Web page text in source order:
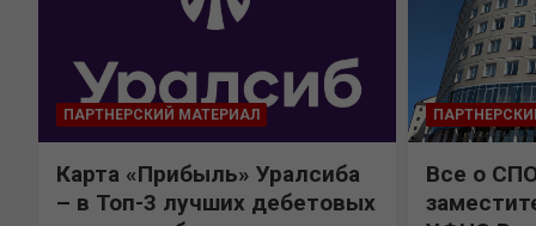
ПАРТНЕРСКИЙ МАТЕРИАЛ
Карта «Прибыль» Уралсиба
– в Топ-3 лучших дебетовых
Все о